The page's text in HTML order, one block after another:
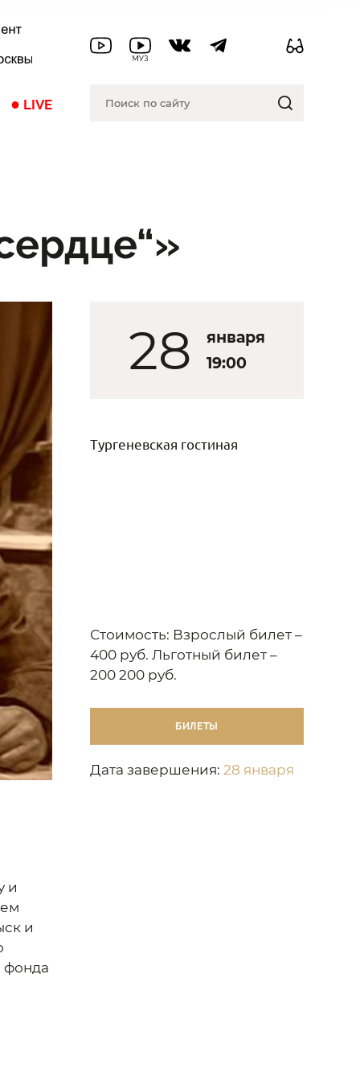
● LIVE
28
января
19:00
Тургеневская гостиная
Стоимость: Взрослый билет –
400 руб. Льготный билет –
200 200 руб.
БИЛЕТЫ
Дата завершения: 28 января
и
и
фонда